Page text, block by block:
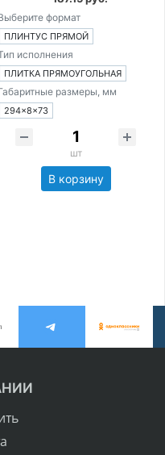
формат
ПЛИНТУС ПРЯМОЙ
исполнения
ПЛИТКА ПРЯМОУГОЛЬНАЯ
размеры, мм
294×8×73
шт
В корзину